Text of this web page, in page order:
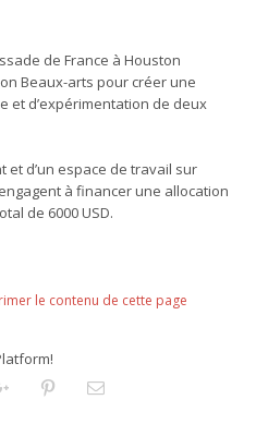
de France à Houston
Beaux-arts pour créer une
et d’expérimentation de deux
et d’un espace de travail sur
à financer une allocation
de 6000 USD.
le contenu de cette page
GoogleplusPinterestEmail